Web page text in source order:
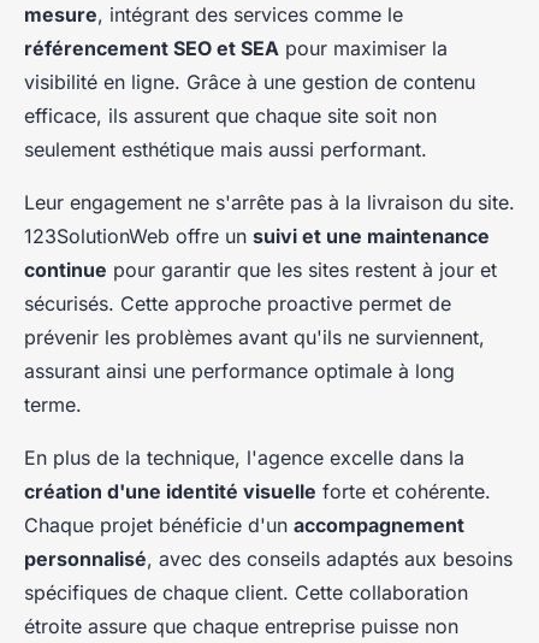
mesure, intégrant des services comme le
référencement SEO et SEA pour maximiser la
visibilité en ligne. Grâce à une gestion de contenu
efficace, ils assurent que chaque site soit non
seulement esthétique mais aussi performant.
Leur engagement ne s'arrête pas à la livraison du site.
123SolutionWeb offre un suivi et une maintenance
continue pour garantir que les sites restent à jour et
sécurisés. Cette approche proactive permet de
prévenir les problèmes avant qu'ils ne surviennent,
assurant ainsi une performance optimale à long
terme.
En plus de la technique, l'agence excelle dans la
création d'une identité visuelle forte et cohérente.
Chaque projet bénéficie d'un accompagnement
personnalisé, avec des conseils adaptés aux besoins
spécifiques de chaque client. Cette collaboration
étroite assure que chaque entreprise puisse non